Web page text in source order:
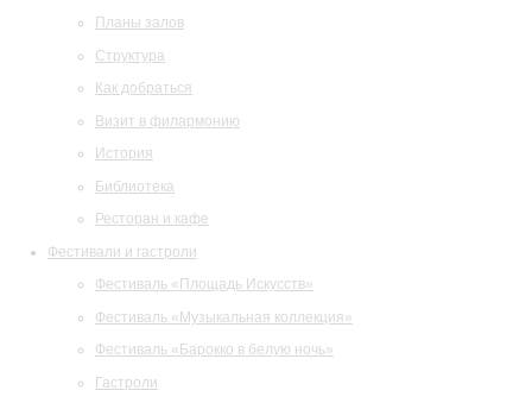
Планы залов
Структура
Как добраться
Визит в филармонию
История
Библиотека
Ресторан и кафе
Фестивали и гастроли
Фестиваль «Площадь Искусств»
Фестиваль «Музыкальная коллекция»
Фестиваль «Барокко в белую ночь»
Гастроли